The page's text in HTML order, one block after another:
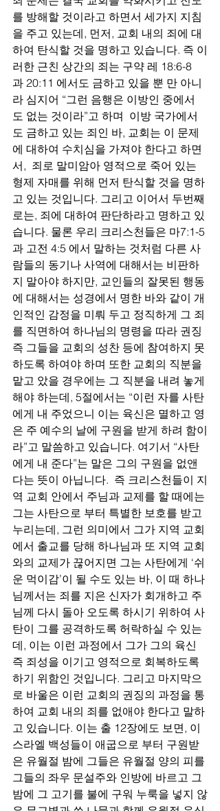
를 방해할 것이라고 하면서 세가지 지침
을 주고 있는데, 먼저, 교회 내의 죄에 대
하여 탄식할 것을 명하고 있습니다. 즉 이
러한 근친 상간의 죄는 구약 레 18:6-8
과 20:11 에서도 금하고 있을 뿐 만 아니
라 심지어 “그런 음행은 이방인 중에서
도 없는 것이라”고 하며  이방 국가에서
도 금하고 있는 죄인 바, 교회는 이 문제
에 대하여 수치심을 가져야 한다고 하면
서,  죄로 말미암아 영적으로 죽어 있는
형제 자매를 위해 먼저 탄식할 것을 명하
고 있는 것입니다. 그리고 이어서 두번째
로는, 죄에 대하여 판단하라고 명하고 있
습니다. 물론 우리 크리스천들은 마7:1-5
과 고전 4:5 에서 말하는 것처럼 다른 사
람들의 동기나 사역에 대해서는 비판하
지 말아야 하지만, 교인들의 잘못된 행동
에 대해서는 성경에서 명한 바와 같이 개
인적인 감정을 미뤄 두고 정직하게 그 죄
를 직면하여 하나님의 명령을 따라 권징
즉 그들을 교회의 성찬 등에 참여하지 못
하도록 하여야 하며 또한 교회의 직분을
맡고 았을 경우에는 그 직분을 내려 놓게
해야 하는데, 5절에서는 “이런 자를 사탄
에게 내 주었으니 이는 육신은 멸하고 영
은 주 예수의 날에 구원을 받게 하려 함이
라”고 말씀하고 있습니다. 여기서 “사탄
에게 내 준다”는 말은 그의 구원을 없앤
다는 뜻이 아닙니다.  즉 크리스천들이 지
역 교회 안에서 주님과 교제를 할 때에는
그는 사탄으로 부터 특별한 보호를 받고
누리는데, 그런 의미에서 그가 지역 교회
에서 출교를 당해 하나님과 또 지역 교회
와의 교제가 끊어지면 그는 사탄에게 ‘쉬
운 먹이감’이 될 수도 있는 바, 이 때 하나
님께서는 죄를 지은 신자가 회개하고 주
님께 다시 돌아 오도록 하시기 위하여 사
탄이 그를 공격하도록 허락하실 수 있는
데, 이는 이런 과정에서 그가 그의 육신
즉 죄성을 이기고 영적으로 회복하도록
하기 위함인 것입니다. 그리고 마지막으
로 바울은 이런 교회의 권징의 과정을 통
하여 교회 내의 죄를 없애야 한다고 말하
고 있습니다. 이는 출 12장에도 보면, 이
스라엘 백성들이 애굽으로 부터 구원받
은 유월절 밤에 그들은 유월절 양의 피를
그들의 좌우 문설주와 인방에 바르고 그
밤에 그 고기를 불에 구워 누룩을 넣지 않